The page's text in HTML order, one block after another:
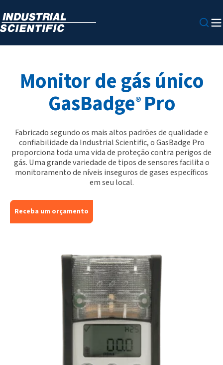
Monitor de gás único
GasBadge® Pro
Fabricado segundo os mais altos padrões de qualidade e
confiabilidade da Industrial Scientific, o GasBadge Pro
proporciona toda uma vida de proteção contra perigos de
gás. Uma grande variedade de tipos de sensores facilita o
monitoramento de níveis inseguros de gases específicos
em seu local.
Receba um orçamento